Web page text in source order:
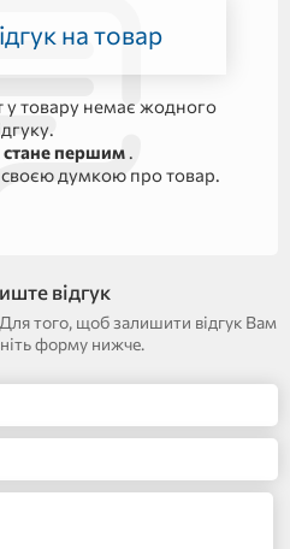
на товар
товару немає жодного
стане першим .
своєю думкою про товар.
відгук
того, щоб залишити відгук Вам
форму нижче.